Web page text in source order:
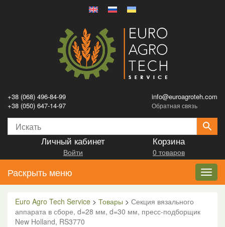
+38 (068) 496-84-99
+38 (050) 647-14-97
info@euroagroteh.com
Обратная связь
Личный кабинет
Войти
Корзина
0 товаров
Раскрыть меню
Euro Agro Tech Service > Товары > Секция вязального
аппарата в сборе, d=28 мм, d=30 мм, пресс-подборщик
New Holland, RS3770